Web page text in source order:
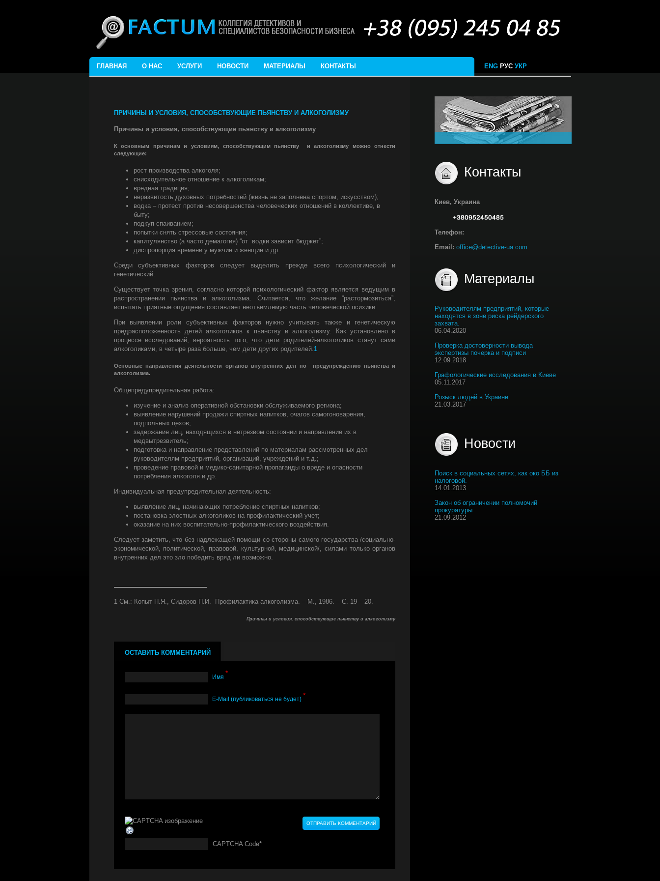
ГЛАВНАЯ О НАС УСЛУГИ НОВОСТИ МАТЕРИАЛЫ КОНТАКТЫ ENG РУСУКР
ПРИЧИНЫ И УСЛОВИЯ, СПОСОБСТВУЮЩИЕ ПЬЯНСТВУ И АЛКОГОЛИЗМУ
Причины и условия, способствующие пьянству и алкоголизму
К основным причинам и условиям, способствующим пьянству и алкоголизму можно отнести
следующие:
рост производства алкоголя;
снисходительное отношение к алкоголикам;
вредная традиция;
неразвитость духовных потребностей (жизнь не заполнена спортом, искусством);
водка – протест против несовершенства человеческих отношений в коллективе, в
быту;
подкуп спаиванием;
попытки снять стрессовые состояния;
капитулянство (а часто демагогия) “от водки зависит бюджет”;
диспропорция времени у мужчин и женщин и др.
Среди субъективных факторов следует выделить прежде всего психологический и
генетический.
Существует точка зрения, согласно которой психологический фактор является ведущим в
распространении пьянства и алкоголизма. Считается, что желание “растормозиться”,
испытать приятные ощущения составляет неотъемлемую часть человеческой психики.
При выявлении роли субъективных факторов нужно учитывать также и генетическую
предрасположенность детей алкоголиков к пьянству и алкоголизму. Как установлено в
процессе исследований, вероятность того, что дети родителей-алкоголиков станут сами
алкоголиками, в четыре раза больше, чем дети других родителей.1
Основные направления деятельности органов внутренних дел по предупреждению пьянства и
алкоголизма.
Общепредупредительная работа:
изучение и анализ оперативной обстановки обслуживаемого региона;
выявление нарушений продажи спиртных напитков, очагов самогоноварения,
подпольных цехов;
задержание лиц, находящихся в нетрезвом состоянии и направление их в
медвытрезвитель;
подготовка и направление представлений по материалам рассмотренных дел
руководителям предприятий, организаций, учреждений и т.д.;
проведение правовой и медико-санитарной пропаганды о вреде и опасности
потребления алкоголя и др.
Индивидуальная предупредительная деятельность:
выявление лиц, начинающих потребление спиртных напитков;
постановка злостных алкоголиков на профилактический учет;
оказание на них воспитательно-профилактического воздействия.
Следует заметить, что без надлежащей помощи со стороны самого государства /социально-
экономической, политической, правовой, культурной, медицинской/, силами только органов
внутренних дел это зло победить вряд ли возможно.
1 См.: Копыт Н.Я., Сидоров П.И. Профилактика алкоголизма. – М., 1986. – С. 19 – 20.
Причины и условия, способствующие пьянству и алкоголизму
ОСТАВИТЬ КОММЕНТАРИЙ
Имя *
Е-Mail (публиковаться не будет) *
CAPTCHA Code*
Контакты
Киев, Украина
Телефон:
Email:office@detective-ua.com
Материалы
Руководителям предприятий, которые
находятся в зоне риска рейдерского
захвата.
06.04.2020
Проверка достоверности вывода
экспертизы почерка и подписи
12.09.2018
Графологические исследования в Киеве
05.11.2017
Розыск людей в Украине
21.03.2017
Новости
Поиск в социальных сетях, как око ББ из
налоговой.
14.01.2013
Закон об ограничении полномочий
прокуратуры
21.09.2012